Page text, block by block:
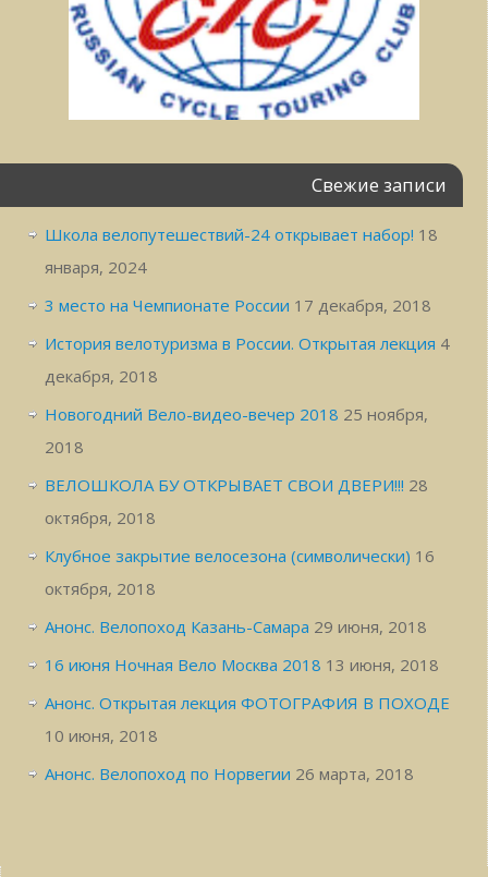
Свежие записи
Школа велопутешествий-24 открывает набор! 18
января, 2024
3 место на Чемпионате России 17 декабря, 2018
История велотуризма в России. Открытая лекция 4
декабря, 2018
Новогодний Вело-видео-вечер 2018 25 ноября,
2018
ВЕЛОШКОЛА БУ ОТКРЫВАЕТ СВОИ ДВЕРИ!!! 28
октября, 2018
Клубное закрытие велосезона (символически) 16
октября, 2018
Анонс. Велопоход Казань-Самара 29 июня, 2018
16 июня Ночная Вело Москва 2018 13 июня, 2018
Анонс. Открытая лекция ФОТОГРАФИЯ В ПОХОДЕ
10 июня, 2018
Анонс. Велопоход по Норвегии 26 марта, 2018